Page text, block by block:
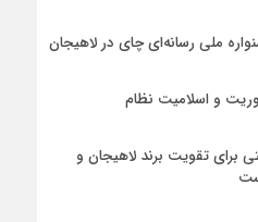
ملی رسانه‌ای چای در لاهیجان
و اسلامیت نظام
برای تقویت برند لاهیجان و